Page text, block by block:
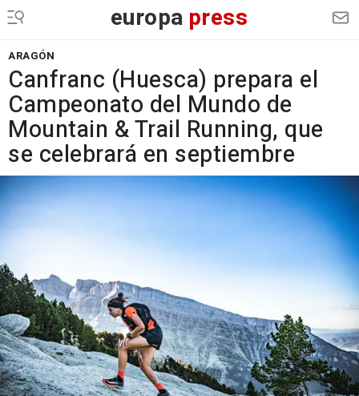
europa press
ARAGÓN
Canfranc (Huesca) prepara el
Campeonato del Mundo de
Mountain & Trail Running, que
se celebrará en septiembre